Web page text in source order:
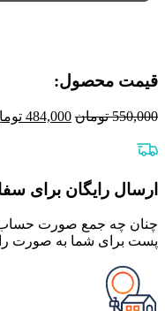
قیمت محصول:​
550,000 تومان قیمت
484,000
ارسال رایگان برای سفارش های
پست برای شما به صورت